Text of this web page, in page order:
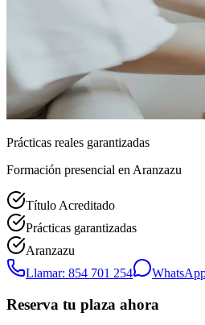
Prácticas reales garantizadas
Formación presencial en Aranzazu
Título Acreditado
Prácticas garantizadas
Aranzazu
Llamar: 854 701 254
Reserva tu plaza ahora